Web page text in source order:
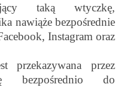
taką wtyczkę,
nawiąże bezpośrednie
Instagram oraz
przekazywana przez
bezpośrednio do